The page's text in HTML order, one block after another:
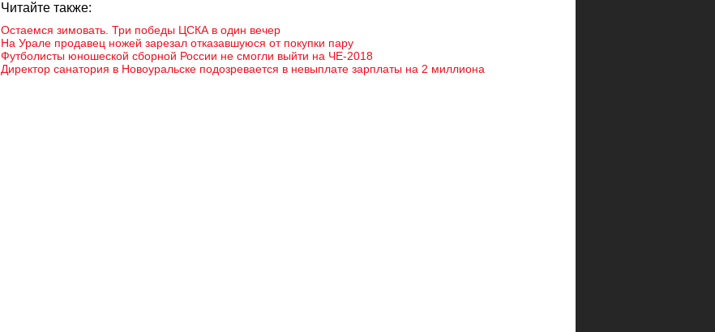
Читайте также:
Остаемся зимовать. Три победы ЦСКА в один вечер
На Урале продавец ножей зарезал отказавшуюся от покупки пару
Футболисты юношеской сборной России не смогли выйти на ЧЕ-2018
Директор санатория в Новоуральске подозревается в невыплате зарплаты на 2 миллиона